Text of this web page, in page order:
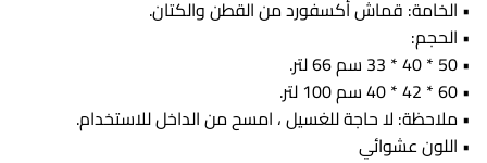
• الخامة: قماش أكسفورد من القطن والكتان.
• الحجم:
• 50 * 40 * 33 سم 66 لتر.
• 60 * 42 * 40 سم 100 لتر.
• ملاحظة: لا حاجة للغسيل ، امسح من الداخل للاستخدام.
• اللون عشوائي